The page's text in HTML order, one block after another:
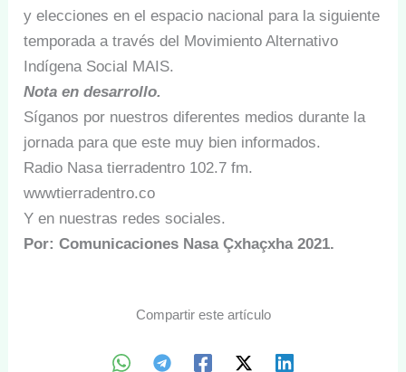
y elecciones en el espacio nacional para la siguiente
temporada a través del Movimiento Alternativo
Indígena Social MAIS.
Nota en desarrollo.
Síganos por nuestros diferentes medios durante la
jornada para que este muy bien informados.
Radio Nasa tierradentro 102.7 fm.
wwwtierradentro.co
Y en nuestras redes sociales.
Por: Comunicaciones Nasa Çxhaçxha 2021.
Compartir este artículo